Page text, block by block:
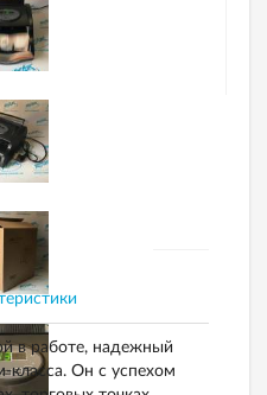
в работе, надежный
класса. Он с успехом